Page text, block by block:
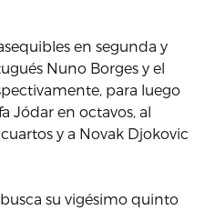
en segunda y
Nuno Borges y el
para luego
Jódar en octavos, al
y a Novak Djokovic
su vigésimo quinto